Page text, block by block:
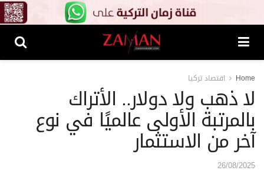
Home اقتصاد تركيا
لا ذهب ولا دولار.. الأتراك
بالمرتبة الأولى عالميًا في نوع
آخر من الاستثمار
26/08/2025